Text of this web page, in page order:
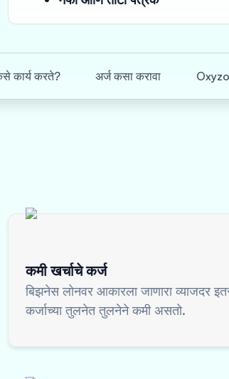
कार्य करते? अर्ज कसा करावा
कमी खर्चाचे कर्ज
बिझनेस लोनवर आकारला जाणारा व्याजदर
कर्जाच्या तुलनेत तुलनेने कमी असतो.